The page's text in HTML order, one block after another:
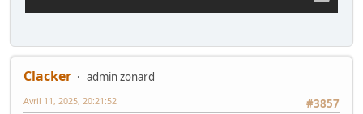
Clacker
admin zonard
#3857
Avril 11, 2025, 20:21:52